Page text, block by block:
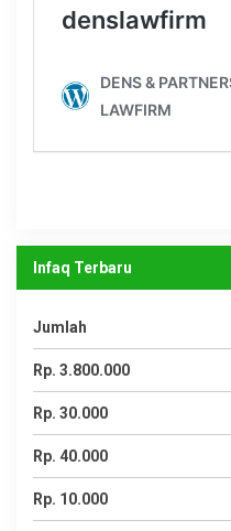
Infaq Terbaru
Jumlah
Rp. 3.800.000
Rp. 30.000
Rp. 40.000
Rp. 10.000